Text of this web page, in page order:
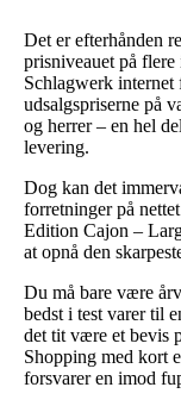
Det er efterhånden
prisniveauet på
Schlagwerk internet
udsalgspriserne på
og herrer – en hel
levering.
Dog kan det
forretninger på
Edition Cajon –
at opnå den
Du må bare være
bedst i test varer til
det tit være et bevis
Shopping med kort
forsvarer en imod